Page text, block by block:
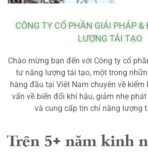
CÔNG TY CỔ PHẦN GIẢI PHÁP
LƯỢNG TÁI TẠO
Chào mừng bạn đến với Công ty cổ
tư năng lượng tái tạo, một trong
hàng đầu tại Việt Nam chuyên về kiểm
vấn về biến đổi khí hậu, giảm nhẹ
và cung cấp tín chỉ năng lượng
Trên 5+ năm kinh